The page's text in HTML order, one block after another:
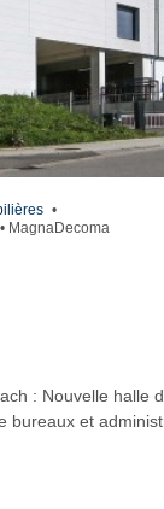
•
• MagnaDecoma
: Nouvelle halle
bureaux et